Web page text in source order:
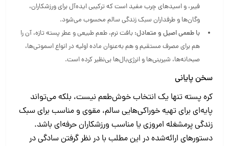
فیبر، و اسیدهای چرب مفید است که ترکیبی ایده‌آل برای ورزشکاران،
وگان‌ها و طرفداران سبک زندگی سالم محسوب می‌شود.
با طعمی اصیل و متعادل: بافت نرم، طعم طبیعی و عطر پسته تازه، آن را
هم برای مصرف مستقیم و هم به‌عنوان ماده اولیه در انواع اسموتی‌ها،
صبحانه‌ها، شیرینی‌ها و انرژی‌بال‌ها بی‌نظیر کرده است.
سخن پایانی
کره پسته تنها یک انتخاب خوش‌طعم نیست، بلکه می‌تواند
پایه‌ای برای تهیه خوراکی‌هایی سالم، مقوی و مناسب برای سبک
زندگی پرمشغله امروزی یا مناسب ورزشکاران حرفه‌ای باشد.
دستورهای ارائه‌شده در این مطلب با در نظر گرفتن سادگی در